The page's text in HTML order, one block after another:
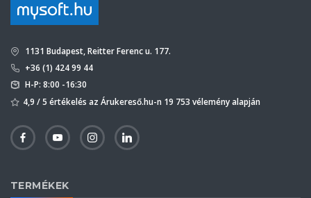
1131 Budapest, Reitter Ferenc u. 177.
+36 (1) 424 99 44
H-P: 8:00 -16:30
4,9 / 5 értékelés az Árukereső.hu-n 19 753 vélemény alapján
TERMÉKEK